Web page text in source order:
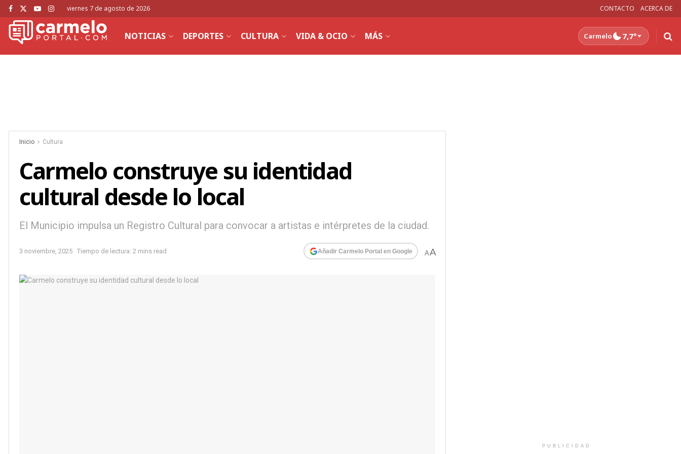
viernes 7 de agosto de 2026 CONTACTO ACERCA DE
NOTICIAS DEPORTES CULTURA VIDA & OCIO MÁS Carmelo 7,7°
Inicio Cultura
Carmelo construye su identidad
cultural desde lo local
El Municipio impulsa un Registro Cultural para convocar a artistas e intérpretes de la ciudad.
3 noviembre, 2025 Tiempo de lectura: 2 mins read Añadir Carmelo Portal en Google AA
PUBLICIDAD